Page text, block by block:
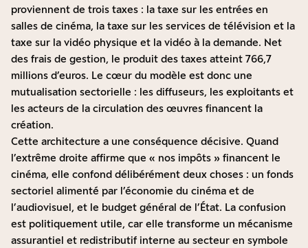
proviennent de trois taxes : la taxe sur les entrées en
salles de cinéma, la taxe sur les services de télévision et la
taxe sur la vidéo physique et la vidéo à la demande. Net
des frais de gestion, le produit des taxes atteint 766,7
millions d’euros. Le cœur du modèle est donc une
mutualisation sectorielle : les diffuseurs, les exploitants et
les acteurs de la circulation des œuvres financent la
création.
Cette architecture a une conséquence décisive. Quand
l’extrême droite affirme que « nos impôts » financent le
cinéma, elle confond délibérément deux choses : un fonds
sectoriel alimenté par l’économie du cinéma et de
l’audiovisuel, et le budget général de l’État. La confusion
est politiquement utile, car elle transforme un mécanisme
assurantiel et redistributif interne au secteur en symbole